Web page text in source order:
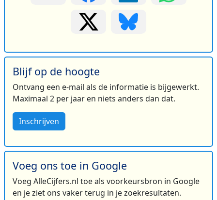
Blijf op de hoogte
Ontvang een e-mail als de informatie is bijgewerkt.
Maximaal 2 per jaar en niets anders dan dat.
Inschrijven
Voeg ons toe in Google
Voeg AlleCijfers.nl toe als voorkeursbron in Google
en je ziet ons vaker terug in je zoekresultaten.